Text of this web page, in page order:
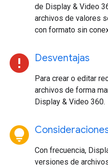
de Display & Video
archivos de valores
con formato sin
error Desventajas
Para crear o editar
archivos de forma
Display & Video 360.
lightbulb_circle
Con frecuencia,
versiones de